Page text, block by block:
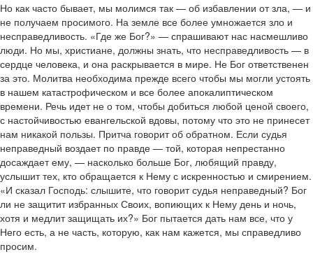
Но как часто бывает, мы молимся так — об избавлении от зла, — и
не получаем просимого. На земле все более умножается зло и
несправедливость. «Где же Бог?» — спрашивают нас насмешливо
люди. Но мы, христиане, должны знать, что несправедливость — в
сердце человека, и она раскрывается в мире. Не Бог ответственен
за это. Молитва необходима прежде всего чтобы мы могли устоять
в нашем катастрофическом и все более апокалиптическом
времени. Речь идет не о том, чтобы добиться любой ценой своего,
с настойчивостью евангельской вдовы, потому что это не принесет
нам никакой пользы. Притча говорит об обратном. Если судья
неправедный воздает по правде — той, которая непрестанно
досаждает ему, — насколько больше Бог, любящий правду,
услышит тех, кто обращается к Нему с искренностью и смирением.
«И сказал Господь: слышите, что говорит судья неправедный? Бог
ли не защитит избранных Своих, вопиющих к Нему день и ночь,
хотя и медлит защищать их?» Бог пытается дать нам все, что у
Него есть, а не часть, которую, как нам кажется, мы справедливо
просим.